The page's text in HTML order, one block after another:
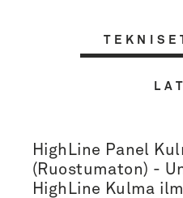
HighLine Panel
(Ruostumaton) -
HighLine Kulma